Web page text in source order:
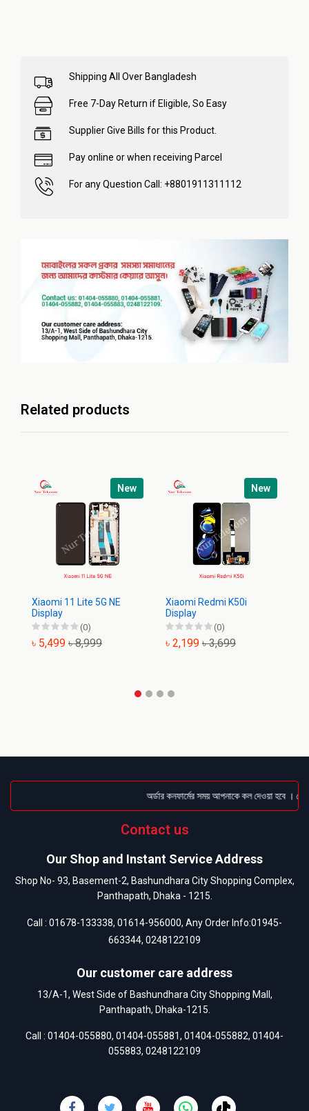
Shipping All Over Bangladesh
Free 7-Day Return if Eligible, So Easy
Supplier Give Bills for this Product.
Pay online or when receiving Parcel
For any Question Call: +8801911311112
Related products
New
Xiaomi 11 Lite 5G NE
Display
(0)
৳ 5,499 ৳ 8,999
New
Xiaomi Redmi K50i
Display
(0)
৳ 2,199 ৳ 3,699
অর্ডার কনফার্মের সময় আপনাকে কল দেওয়া হবে ।
Contact us
Our Shop and Instant Service Address
Shop No- 93, Basement-2, Bashundhara City Shopping Complex,
Panthapath, Dhaka - 1215.
Call : 01678-133338, 01614-956000, Any Order Info:01945-
663344, 0248122109
Our customer care address
13/A-1, West Side of Bashundhara City Shopping Mall,
Panthapath, Dhaka-1215.
Call : 01404-055880, 01404-055881, 01404-055882, 01404-
055883, 0248122109